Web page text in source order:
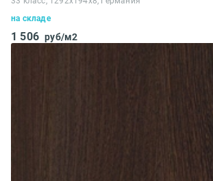
на складе
1 506 руб/м2